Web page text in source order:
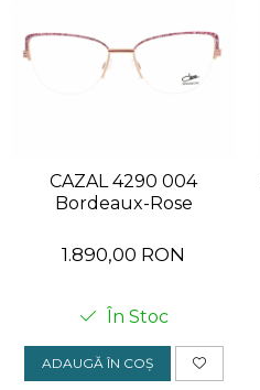
CAZAL 4290 004
Bordeaux-Rose
1.890,00 RON
În Stoc
ADAUGĂ ÎN COȘ